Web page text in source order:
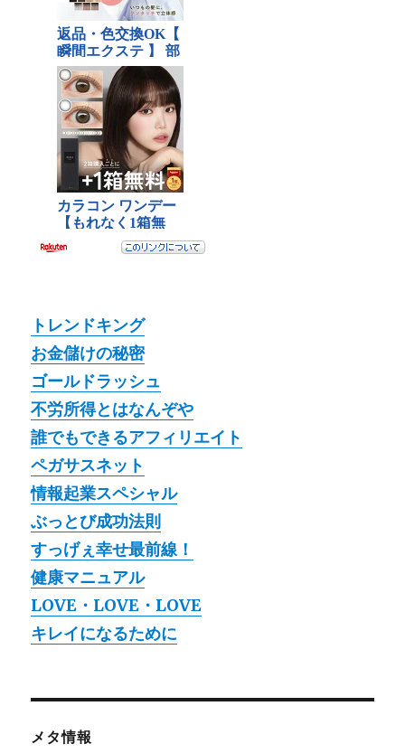
トレンドキング
お金儲けの秘密
ゴールドラッシュ
不労所得とはなんぞや
誰でもできるアフィリエイト
ペガサスネット
情報起業スペシャル
ぶっとび成功法則
すっげぇ幸せ最前線！
健康マニュアル
LOVE・LOVE・LOVE
キレイになるために
メタ情報